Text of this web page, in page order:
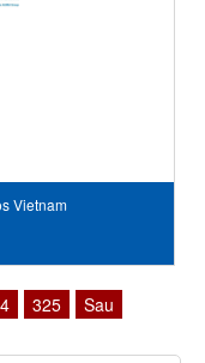
Vietnam
325 Sau